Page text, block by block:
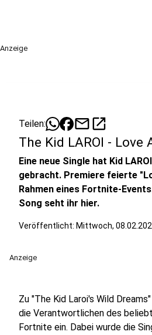
Anzeige
Teilen: mailopen_in_new
The Kid LAROI - Love
Eine neue Single hat Kid
gebracht. Premiere feierte
Rahmen eines Fortnite-
Song seht ihr hier.
Veröffentlicht: Mittwoch,
Anzeige
Zu "The Kid Laroi's Wild
die Verantwortlichen des
Fortnite ein. Dabei wurde die